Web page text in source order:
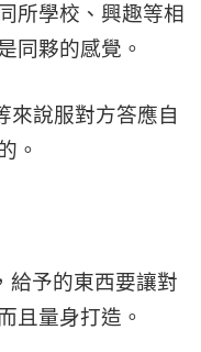
所學校、興趣等相
同夥的感覺。
來說服對方答應自
。
給予的東西要讓對
且量身打造。